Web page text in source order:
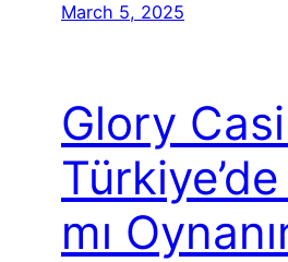
March 5, 2025
Glory
mı